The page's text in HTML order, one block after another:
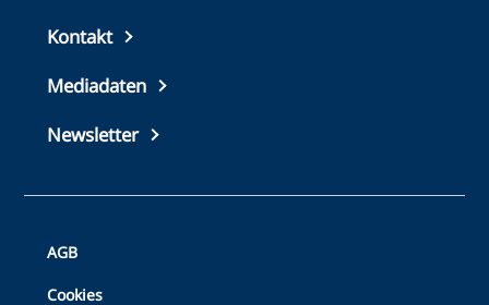
Top
footer
Kontakt
Mediadaten
Newsletter
Bottom
Footer
AGB
Cookies